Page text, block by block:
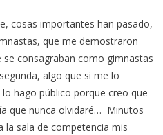
cosas importantes han pasado,
que me demostraron
consagraban como gimnastas
algo que si me lo
hago público porque creo que
que nunca olvidaré… Minutos
la sala de competencia mis